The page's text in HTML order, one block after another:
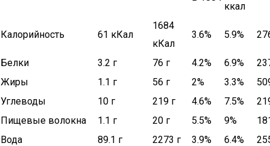
ккал
Калорийность 61 кКал
1684
кКал
3.6% 5.9%
Белки 3.2 г 76 г 4.2% 6.9%
Жиры
1.1 г 56 г 2% 3.3%
Углеводы
10 г 219 г 4.6% 7.5%
Пищевые волокна
1.1 г 20 г 5.5% 9%
Вода
89.1 г 2273 г 3.9% 6.4%